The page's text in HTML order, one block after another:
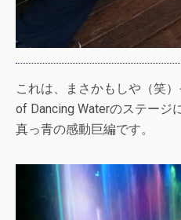
これは、まさかもしや（笑
of Dancing Waterのステージ
真っ青の感動巨編です。